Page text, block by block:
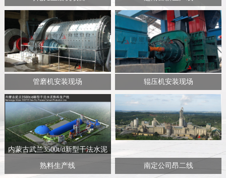
管磨机安装现场 辊压机安装现场
内蒙古武兰3500t/d新型干法水泥
熟料生产线 南定公司昂二线